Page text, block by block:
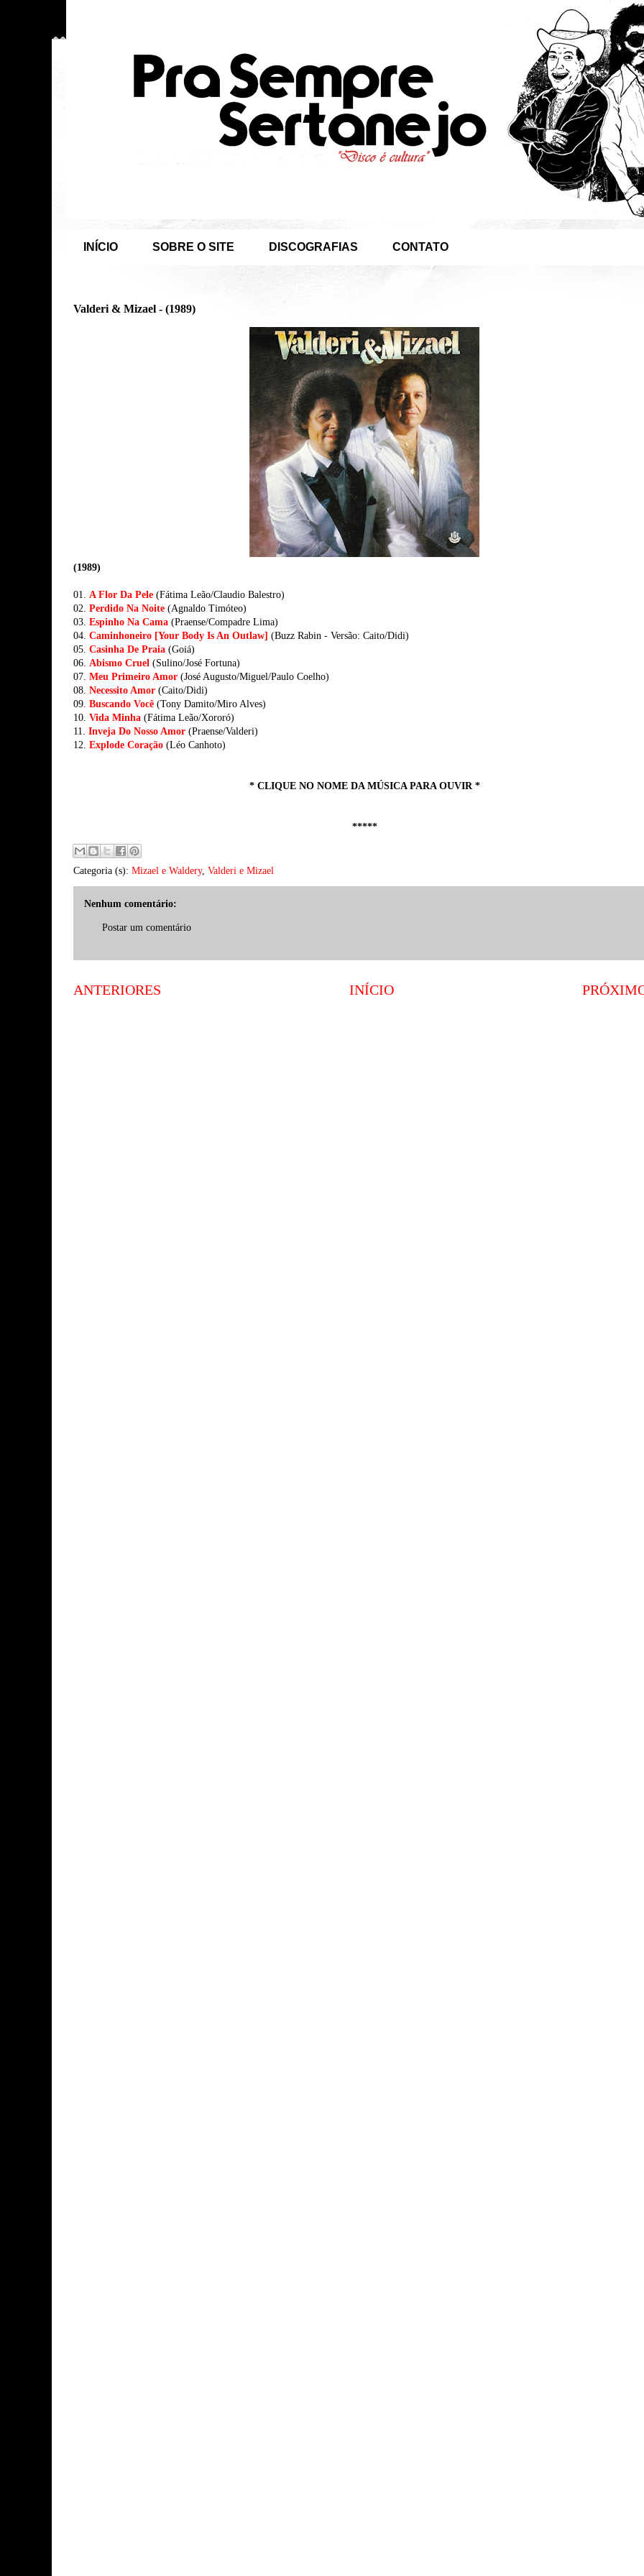
INÍCIO SOBRE O SITE DISCOGRAFIAS CONTATO
Valderi & Mizael - (1989)
(1989)
01. A Flor Da Pele (Fátima Leão/Claudio Balestro)
02. Perdido Na Noite (Agnaldo Timóteo)
03. Espinho Na Cama (Praense/Compadre Lima)
04. Caminhoneiro [Your Body Is An Outlaw] (Buzz Rabin - Versão: Caito/Didi)
05. Casinha De Praia (Goiá)
06. Abismo Cruel (Sulino/José Fortuna)
07. Meu Primeiro Amor (José Augusto/Miguel/Paulo Coelho)
08. Necessito Amor (Caito/Didi)
09. Buscando Você (Tony Damito/Miro Alves)
10. Vida Minha (Fátima Leão/Xororó)
11. Inveja Do Nosso Amor (Praense/Valderi)
12. Explode Coração (Léo Canhoto)
* CLIQUE NO NOME DA MÚSICA PARA OUVIR *
*****
Categoria (s): Mizael e Waldery, Valderi e Mizael
Nenhum comentário:
Postar um comentário
ANTERIORES INÍCIO